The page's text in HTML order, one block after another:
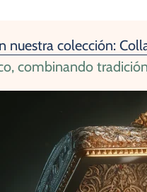
nuestra colección:
combinando